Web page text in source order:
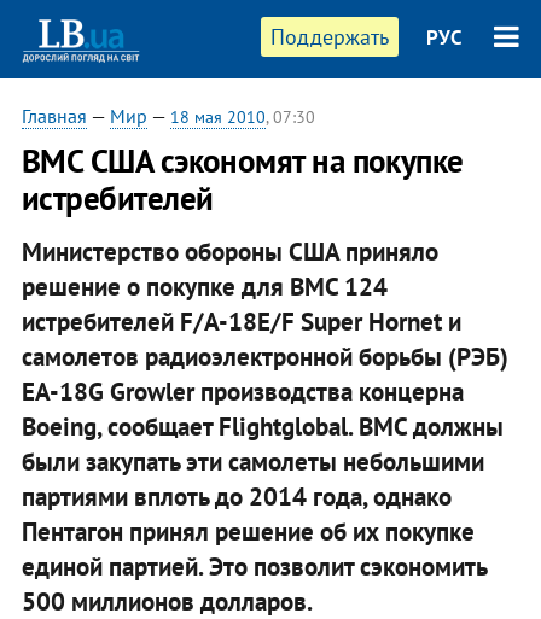
Поддержать РУС
Главная — Мир — 18 мая 2010, 07:30
ВМС США сэкономят на покупке
истребителей
Министерство обороны США приняло
решение о покупке для ВМС 124
истребителей F/A-18E/F Super Hornet и
самолетов радиоэлектронной борьбы (РЭБ)
EA-18G Growler производства концерна
Boeing, сообщает Flightglobal. ВМС должны
были закупать эти самолеты небольшими
партиями вплоть до 2014 года, однако
Пентагон принял решение об их покупке
единой партией. Это позволит сэкономить
500 миллионов долларов.